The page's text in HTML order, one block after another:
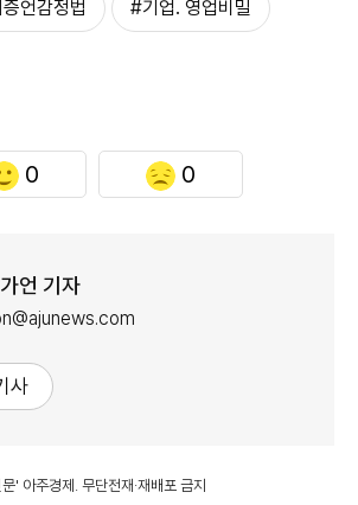
언감정법 #기업. 영업비밀
0 0
언 기자
사
' 아주경제. 무단전재·재배포 금지